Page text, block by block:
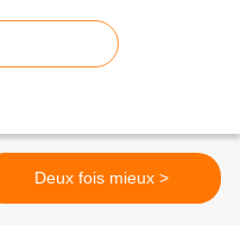
Deux fois mieux >